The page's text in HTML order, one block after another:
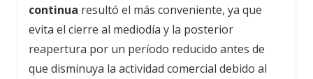
continua resultó el más conveniente, ya que
evita el cierre al mediodía y la posterior
reapertura por un período reducido antes de
que disminuya la actividad comercial debido al